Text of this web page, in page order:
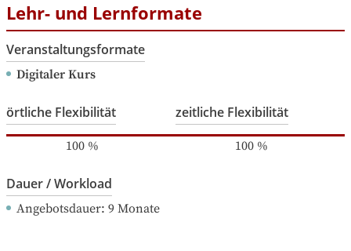
Lehr- und Lernformate
Veranstaltungsformate
Digitaler Kurs
örtliche Flexibilität
100%
zeitliche Flexibilität
100%
Dauer / Workload
Angebotsdauer: 9 Monate